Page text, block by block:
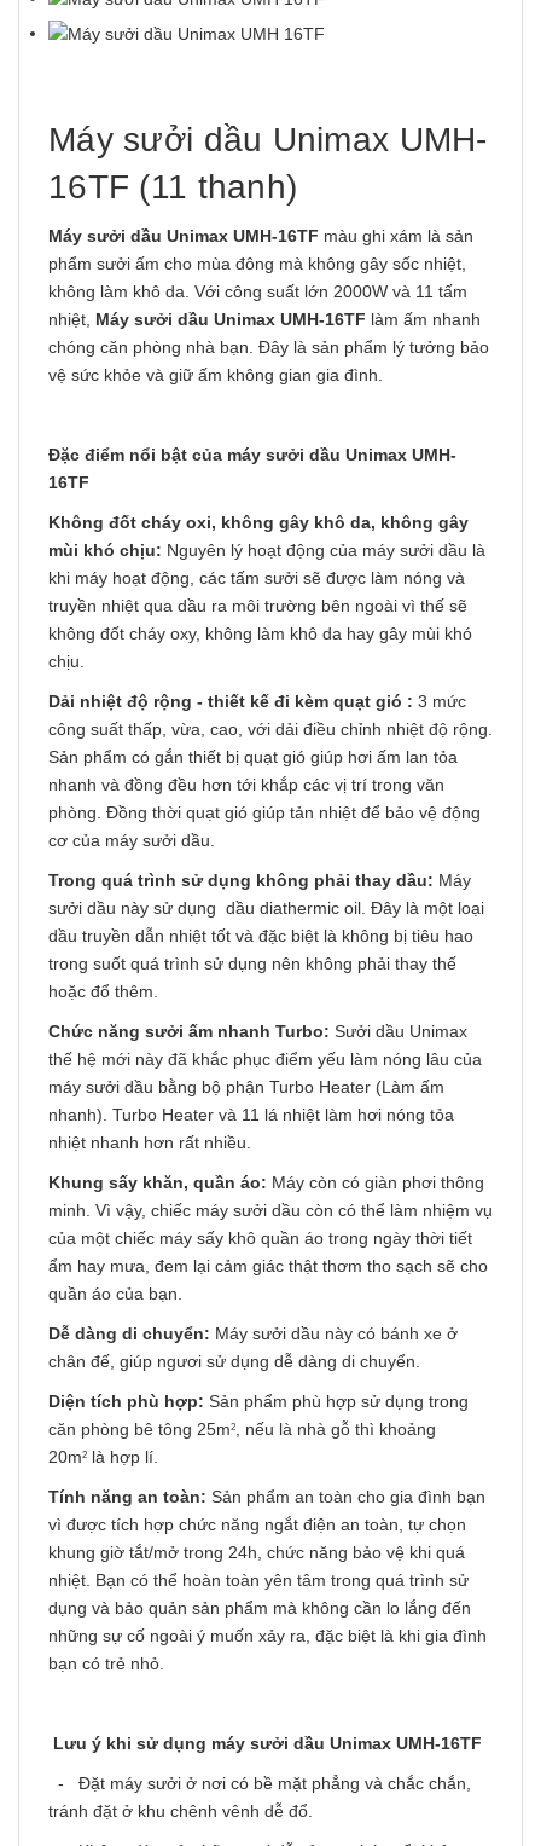
Máy sưởi dầu Unimax UMH-
16TF (11 thanh)
Máy sưởi dầu Unimax UMH-16TF màu ghi xám là sản
phẩm sưởi ấm cho mùa đông mà không gây sốc nhiệt,
không làm khô da. Với công suất lớn 2000W và 11 tấm
nhiệt, Máy sưởi dầu Unimax UMH-16TF làm ấm nhanh
chóng căn phòng nhà bạn. Đây là sản phẩm lý tưởng bảo
vệ sức khỏe và giữ ấm không gian gia đình.
Đặc điểm nổi bật của máy sưởi dầu Unimax UMH-
16TF
Không đốt cháy oxi, không gây khô da, không gây
mùi khó chịu: Nguyên lý hoạt động của máy sưởi dầu là
khi máy hoạt động, các tấm sưởi sẽ được làm nóng và
truyền nhiệt qua dầu ra môi trường bên ngoài vì thế sẽ
không đốt cháy oxy, không làm khô da hay gây mùi khó
chịu.
Dải nhiệt độ rộng - thiết kế đi kèm quạt gió : 3 mức
công suất thấp, vừa, cao, với dải điều chỉnh nhiệt độ rộng.
Sản phẩm có gắn thiết bị quạt gió giúp hơi ấm lan tỏa
nhanh và đồng đều hơn tới khắp các vị trí trong văn
phòng. Đồng thời quạt gió giúp tản nhiệt để bảo vệ động
cơ của máy sưởi dầu.
Trong quá trình sử dụng không phải thay dầu: Máy
sưởi dầu này sử dụng dầu diathermic oil. Đây là một loại
dầu truyền dẫn nhiệt tốt và đặc biệt là không bị tiêu hao
trong suốt quá trình sử dụng nên không phải thay thế
hoặc đổ thêm.
Chức năng sưởi ấm nhanh Turbo: Sưởi dầu Unimax
thế hệ mới này đã khắc phục điểm yếu làm nóng lâu của
máy sưởi dầu bằng bộ phận Turbo Heater (Làm ấm
nhanh). Turbo Heater và 11 lá nhiệt làm hơi nóng tỏa
nhiệt nhanh hơn rất nhiều.
Khung sấy khăn, quần áo: Máy còn có giàn phơi thông
minh. Vì vậy, chiếc máy sưởi dầu còn có thể làm nhiệm vụ
của một chiếc máy sấy khô quần áo trong ngày thời tiết
ẩm hay mưa, đem lại cảm giác thật thơm tho sạch sẽ cho
quần áo của bạn.
Dễ dàng di chuyển: Máy sưởi dầu này có bánh xe ở
chân đế, giúp ngươi sử dụng dễ dàng di chuyển.
Diện tích phù hợp: Sản phẩm phù hợp sử dụng trong
căn phòng bê tông 25m2
, nếu là nhà gỗ thì khoảng
20m2 là hợp lí.
Tính năng an toàn: Sản phẩm an toàn cho gia đình bạn
vì được tích hợp chức năng ngắt điện an toàn, tự chọn
khung giờ tắt/mở trong 24h, chức năng bảo vệ khi quá
nhiệt. Bạn có thể hoàn toàn yên tâm trong quá trình sử
dụng và bảo quản sản phẩm mà không cần lo lắng đến
những sự cố ngoài ý muốn xảy ra, đặc biệt là khi gia đình
bạn có trẻ nhỏ.
Lưu ý khi sử dụng máy sưởi dầu Unimax UMH-16TF
- Đặt máy sưởi ở nơi có bề mặt phẳng và chắc chắn,
tránh đặt ở khu chênh vênh dễ đổ.